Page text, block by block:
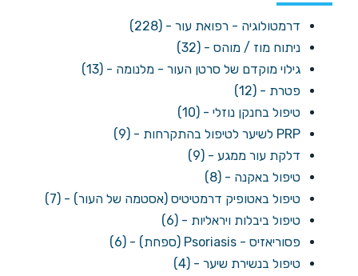
דרמטולוגיה - רפואת עור - (228)
ניתוח מוז / מוהס - (32)
גילוי מוקדם של סרטן העור - מלנומה - (13)
פטרת - (12)
טיפול בחנקן נוזלי - (10)
PRP לשיער לטיפול בהתקרחות - (9)
דלקת עור ממגע - (9)
טיפול באקנה - (8)
טיפול באטופיק דרמטיטיס (אסטמה של העור) - (7)
טיפול ביבלות ויראליות - (6)
פסוריאזיס - Psoriasis (ספחת) - (6)
טיפול בנשירת שיער - (4)